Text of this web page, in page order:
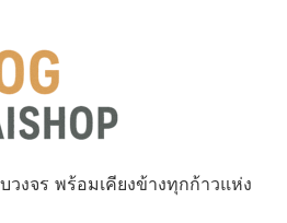
งจร พร้อมเคียงข้างทุกก้าวแห่ง